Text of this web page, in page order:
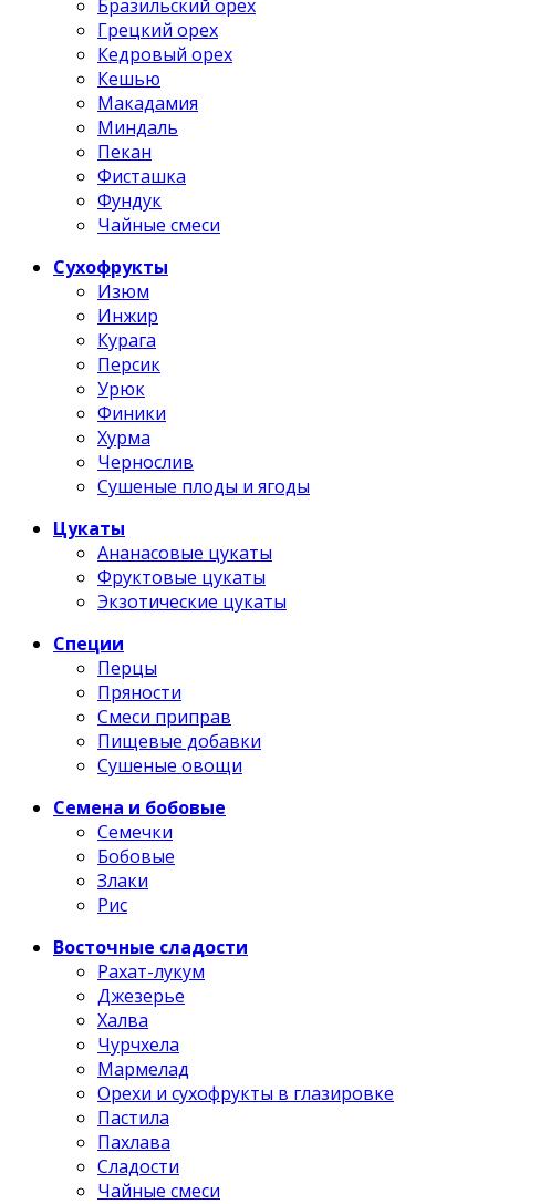
Бразильский орех
Грецкий орех
Кедровый орех
Кешью
Макадамия
Миндаль
Пекан
Фисташка
Фундук
Чайные смеси
Сухофрукты
Изюм
Инжир
Курага
Персик
Урюк
Финики
Хурма
Чернослив
Сушеные плоды и ягоды
Цукаты
Ананасовые цукаты
Фруктовые цукаты
Экзотические цукаты
Специи
Перцы
Пряности
Смеси приправ
Пищевые добавки
Сушеные овощи
Семена и бобовые
Семечки
Бобовые
Злаки
Рис
Восточные сладости
Рахат-лукум
Джезерье
Халва
Чурчхела
Мармелад
Орехи и сухофрукты в глазировке
Пастила
Пахлава
Сладости
Чайные смеси